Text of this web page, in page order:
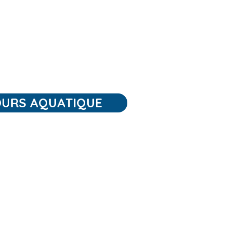
AQUATIQUE